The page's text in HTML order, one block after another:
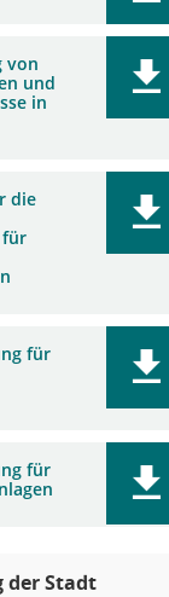
von
und
in
die
für
für
für
Stadt